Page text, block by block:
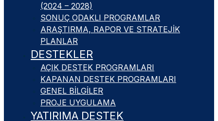
(2024 – 2028)
SONUÇ ODAKLI PROGRAMLAR
ARAŞTIRMA, RAPOR VE STRATEJIK
PLANLAR
DESTEKLER
AÇIK DESTEK PROGRAMLARI
KAPANAN DESTEK PROGRAMLARI
GENEL BILGILER
PROJE UYGULAMA
YATIRIMA DESTEK